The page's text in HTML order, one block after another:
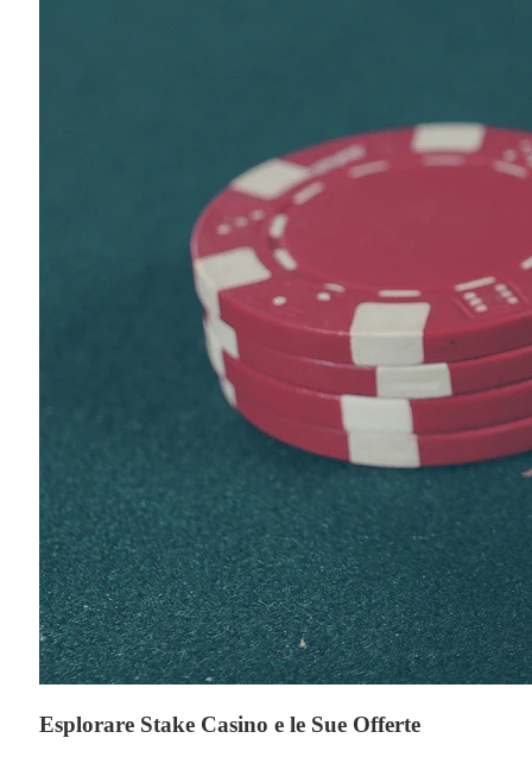
Esplorare Stake Casino e le Sue Offerte